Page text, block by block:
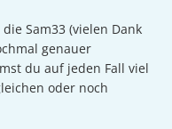
Sam33 (vielen Dank
genauer
du auf jeden Fall viel
oder noch